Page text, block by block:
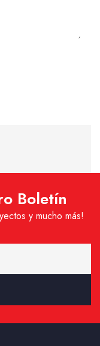
Boletín
y mucho más!